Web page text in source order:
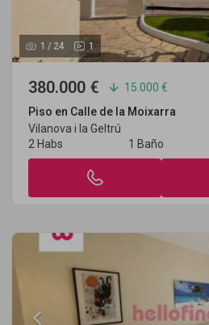
1 / 24 1
380.000 €
15.000 €
Piso en Calle de la Moixarra
Vilanova i la Geltrú
2 Habs
1 Baño